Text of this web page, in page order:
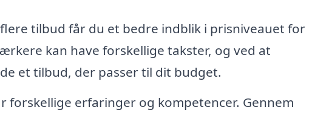
tilbud får du et bedre indblik i prisniveauet for
kan have forskellige takster, og ved at
et tilbud, der passer til dit budget.
forskellige erfaringer og kompetencer. Gennem